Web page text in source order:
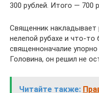
300 рублей. Итого — 700
Священник накладывает
нелепой рубахе и что-то
священноначалие
Головина, он решил не
Читайте также: